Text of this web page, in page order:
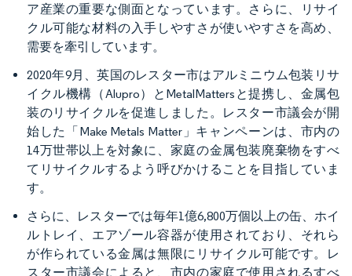
ア産業の重要な側面となっています。さらに、リサイ
クル可能な材料の入手しやすさが使いやすさを高め、
需要を牽引しています。
2020年9月、英国のレスター市はアルミニウム包装リサ
イクル機構（Alupro）とMetalMattersと提携し、金属包
装のリサイクルを促進しました。レスター市議会が開
始した「Make Metals Matter」キャンペーンは、市内の
14万世帯以上を対象に、家庭の金属包装廃棄物をすべ
てリサイクルするよう呼びかけることを目指していま
す。
さらに、レスターでは毎年1億6,800万個以上の缶、ホイ
ルトレイ、エアゾール容器が使用されており、それら
が作られている金属は無限にリサイクル可能です。レ
スター市議会によると、市内の家庭で使用されるすべ